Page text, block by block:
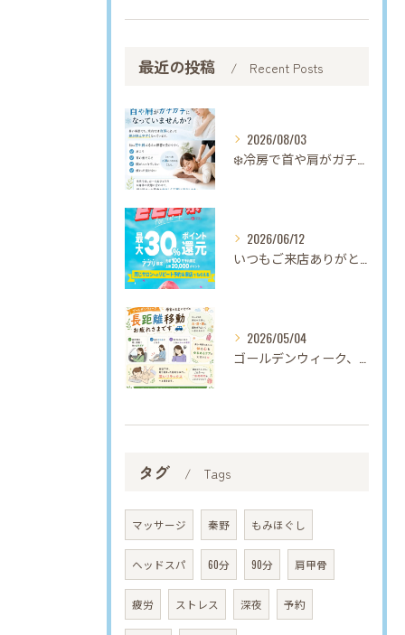
最近の投稿 Recent Posts
2026/08/03
2026/06/12
2026/05/04
タグ Tags
マッサージ 秦野 もみほぐし
ヘッドスパ 60分 90分 肩甲骨
疲労 ストレス 深夜 予約